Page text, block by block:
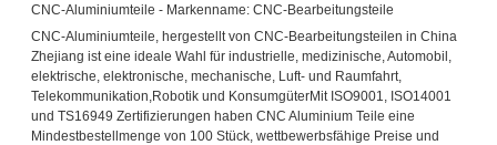
CNC-Aluminiumteile - Markenname: CNC-Bearbeitungsteile
CNC-Aluminiumteile, hergestellt von CNC-Bearbeitungsteilen in China
Zhejiang ist eine ideale Wahl für industrielle, medizinische, Automobil,
elektrische, elektronische, mechanische, Luft- und Raumfahrt,
Telekommunikation,Robotik und KonsumgüterMit ISO9001, ISO14001
und TS16949 Zertifizierungen haben CNC Aluminium Teile eine
Mindestbestellmenge von 100 Stück, wettbewerbsfähige Preise und